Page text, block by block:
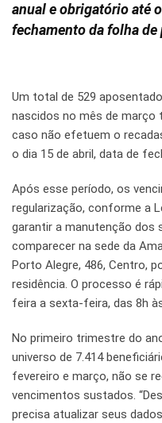
anual e obrigatório até
fechamento da folha de
Um total de 529
nascidos no mês de
caso não efetuem o
o dia 15 de abril, data de
Após esse período, os
regularização, conforme a
garantir a manutenção dos
comparecer na sede da
Porto Alegre, 486, Centro,
residência. O processo é
feira a sexta-feira, das 8h
No primeiro trimestre do
universo de 7.414
fevereiro e março, não se
vencimentos sustados.
precisa atualizar seus